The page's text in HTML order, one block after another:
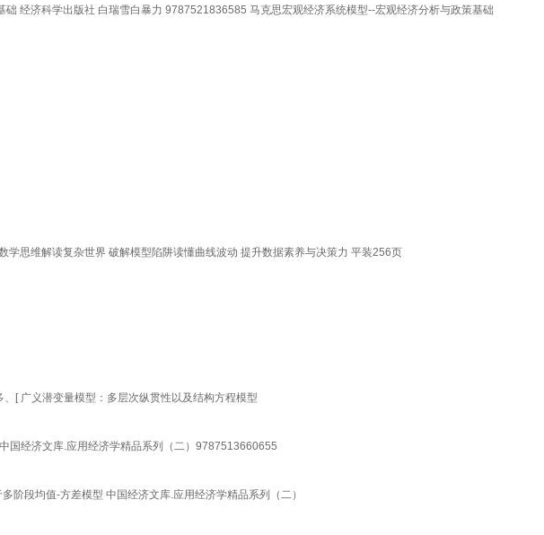
础 经济科学出版社 白瑞雪白暴力 9787521836585 马克思宏观经济系统模型--宏观经济分析与政策基础
学思维解读复杂世界 破解模型陷阱读懂曲线波动 提升数据素养与决策力 平装256页
[ 广义潜变量模型：多层次纵贯性以及结构方程模型
国经济文库.应用经济学精品系列（二）9787513660655
阶段均值-方差模型 中国经济文库.应用经济学精品系列（二）